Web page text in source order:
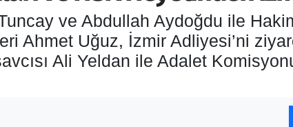
ve Abdullah Aydoğdu ile
Ahmet Uğuz, İzmir Adliyesi’ni
Ali Yeldan ile Adalet